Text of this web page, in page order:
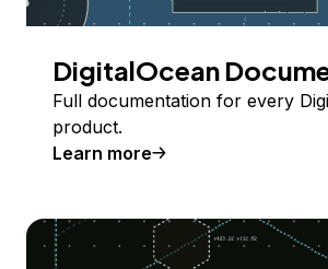
DigitalOcean
Full documentation for every
product.
Learn more